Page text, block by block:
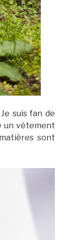
suis fan de
un vêtement
sont